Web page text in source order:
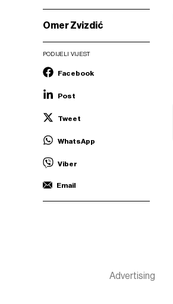
Omer Zvizdić
PODIJELI VIJEST
Facebook
Post
Tweet
WhatsApp
Viber
Email